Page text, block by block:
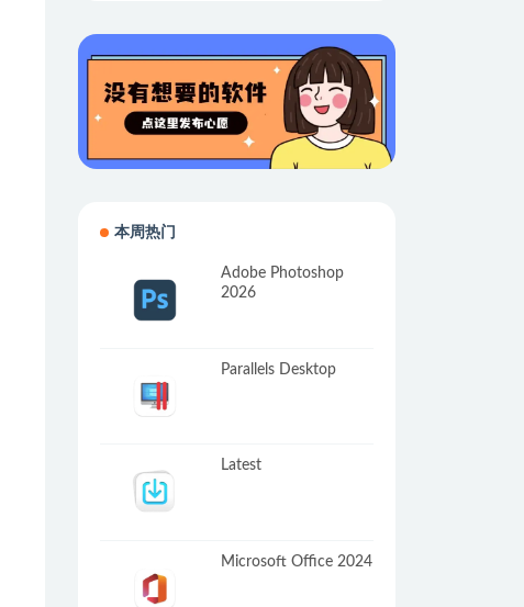
本周热门
Adobe Photoshop
2026
Parallels Desktop
Latest
Microsoft Office 2024